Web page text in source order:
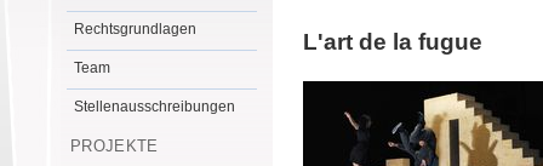
Rechtsgrundlagen
Team
Stellenausschreibungen
PROJEKTE
L'art de la fugue